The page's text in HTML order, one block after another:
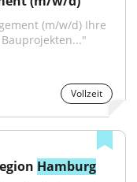
(m/w/d) Ihre
Vollzeit
Hamburg